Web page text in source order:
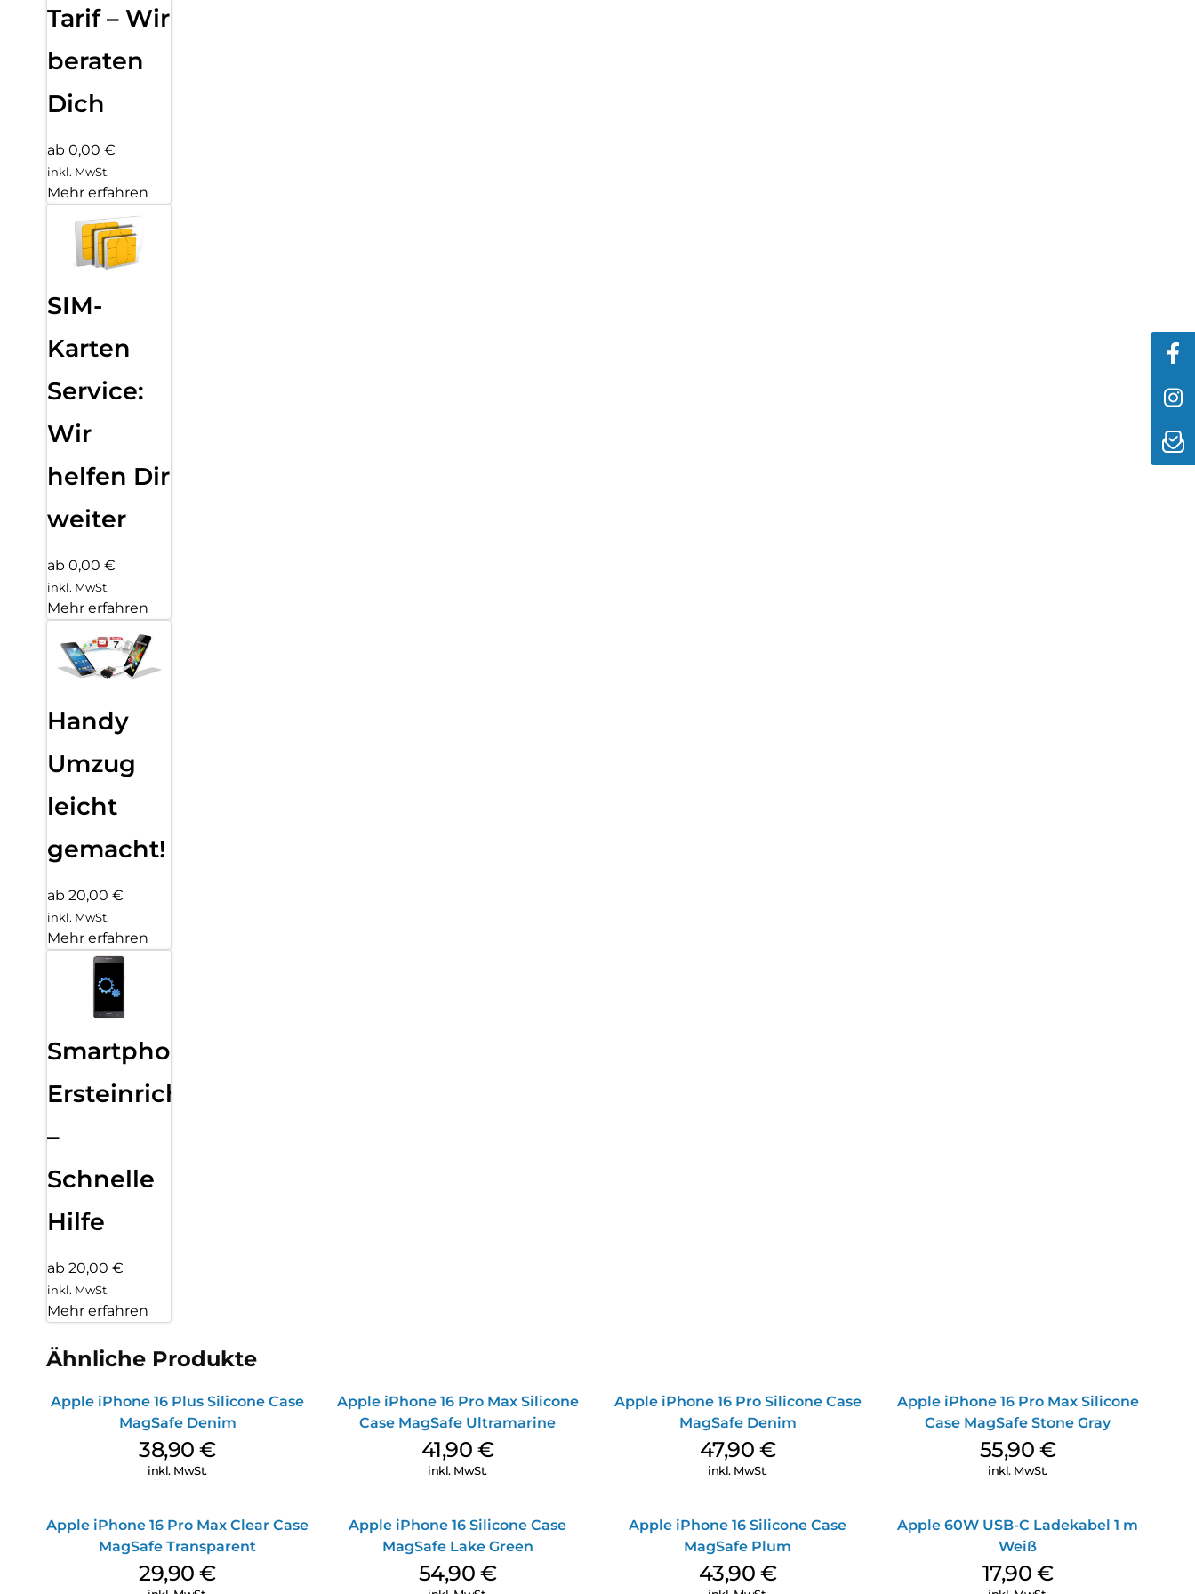
Tarif – Wir
beraten
Dich
ab 0,00 €
inkl. MwSt.
Mehr erfahren
SIM-
Karten
Service:
Wir
helfen Dir
weiter
ab 0,00 €
inkl. MwSt.
Mehr erfahren
Handy
Umzug
leicht
gemacht!
ab 20,00 €
inkl. MwSt.
Mehr erfahren
Smartphone
Ersteinrichtung
–
Schnelle
Hilfe
ab 20,00 €
inkl. MwSt.
Mehr erfahren
Ähnliche Produkte
Apple iPhone 16 Plus Silicone Case
MagSafe Denim
38,90€
inkl. MwSt.
Apple iPhone 16 Pro Max Silicone
Case MagSafe Ultramarine
41,90 €
inkl. MwSt.
Apple iPhone 16 Pro Silicone Case
MagSafe Denim
47,90 €
inkl. MwSt.
Apple iPhone 16 Pro Max Silicone
Case MagSafe Stone Gray
55,90 €
inkl. MwSt.
Apple iPhone 16 Pro Max Clear Case
MagSafe Transparent
29,90€
Apple iPhone 16 Silicone Case
MagSafe Lake Green
54,90 €
Apple iPhone 16 Silicone Case
MagSafe Plum
43,90 €
Apple 60W USB-C Ladekabel 1 m
Weiß
17,90 €